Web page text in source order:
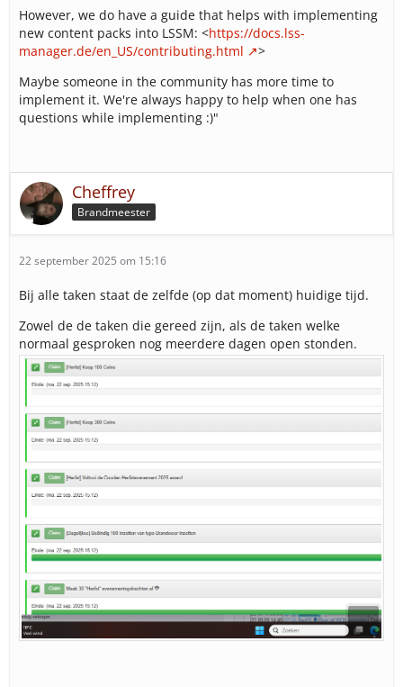
However, we do have a guide that helps with implementing
new content packs into LSSM: <https://docs.lss-
manager.de/en_US/contributing.html
>
Maybe someone in the community has more time to
implement it. We're always happy to help when one has
questions while implementing :)"
Cheffrey
Brandmeester
22 september 2025 om 15:16
Bij alle taken staat de zelfde (op dat moment) huidige tijd.
Zowel de de taken die gereed zijn, als de taken welke
normaal gesproken nog meerdere dagen open stonden.